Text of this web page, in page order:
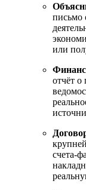
письмо
или
отчёт о
счета-